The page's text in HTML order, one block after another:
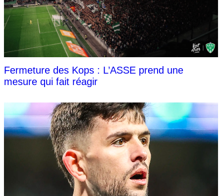
Fermeture des Kops : L’ASSE prend une
mesure qui fait réagir